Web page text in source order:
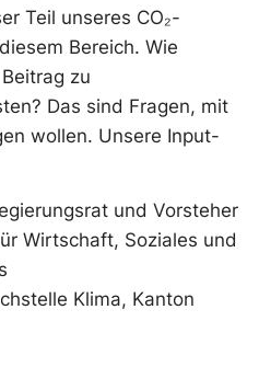
Teil unseres CO₂-
Bereich. Wie
zu
Das sind Fragen, mit
wollen. Unsere Input-
und Vorsteher
Wirtschaft, Soziales und
Klima, Kanton